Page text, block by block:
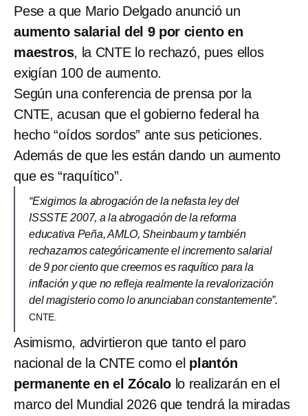
Pese a que Mario Delgado anunció un
aumento salarial del 9 por ciento en
maestros, la CNTE lo rechazó, pues ellos
exigían 100 de aumento.
Según una conferencia de prensa por la
CNTE, acusan que el gobierno federal ha
hecho “oídos sordos” ante sus peticiones.
Además de que les están dando un aumento
que es “raquítico”.
“Exigimos la abrogación de la nefasta ley del
ISSSTE 2007, a la abrogación de la reforma
educativa Peña, AMLO, Sheinbaum y también
rechazamos categóricamente el incremento salarial
de 9 por ciento que creemos es raquítico para la
inflación y que no refleja realmente la revalorización
del magisterio como lo anunciaban constantemente”.
CNTE.
Asimismo, advirtieron que tanto el paro
nacional de la CNTE como el plantón
permanente en el Zócalo lo realizarán en el
marco del Mundial 2026 que tendrá la miradas